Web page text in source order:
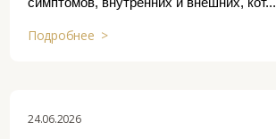
Подробнее >
24.06.2026